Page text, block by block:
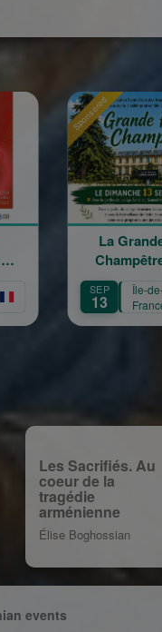
Fête
de la
Île-de-
France
Les Sacrifiés. Au
coeur de la
tragédie
arménienne
Élise Boghossian
events